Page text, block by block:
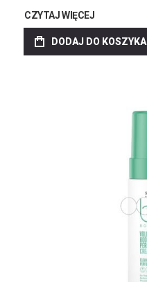
CZYTAJ WIĘCEJ
DODAJ DO KOSZYKA